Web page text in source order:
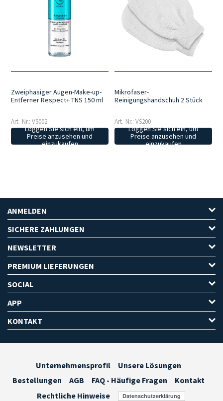
Zweiphasiger Augen-Make-up-
Entferner Respect+ TNS 150 ml
Art.-Nr.: VS002
Loggen Sie sich ein, um
Preise anzusehen und
einzukaufen
Mikrofaser-
Reinigungshandschuh 2 Stück
Art.-Nr.: VS200
Loggen Sie sich ein, um
Preise anzusehen und
einzukaufen
ANMELDEN
SICHERE ZAHLUNGEN
NEWSLETTER
PREMIUM LIEFERUNGEN
SOCIAL
APP
KONTAKT
Unternehmensprofil
Unsere Lösungen
Bestellungen
AGB FAQ - Häufige Fragen
Kontakt
Rechtliche Hinweise